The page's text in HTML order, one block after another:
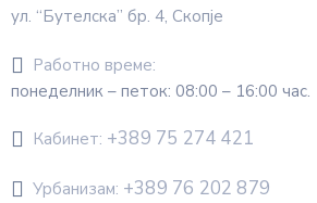
ул. “Бутелска” бр. 4, Скопје
Работно време:
понеделник – петок: 08:00 – 16:00 час.
Кабинет: +389 75 274 421
Урбанизам: +389 76 202 879